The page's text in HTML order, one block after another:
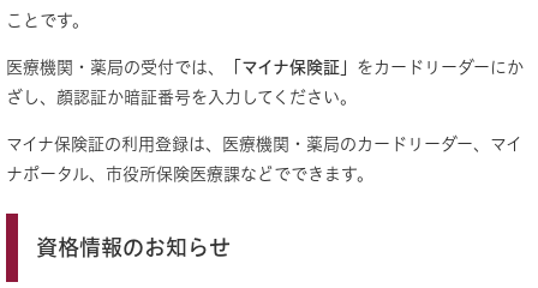
ことです。
医療機関・薬局の受付では、 「マイナ保険証」 をカードリーダーにか
ざし、顔認証か暗証番号を入力してください。
マイナ保険証の利用登録は、医療機関・薬局のカードリーダー、マイ
ナポータル、市役所保険医療課などでできます。
資格情報のお知らせ